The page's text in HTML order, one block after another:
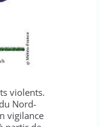
violents.
Nord-
vigilance